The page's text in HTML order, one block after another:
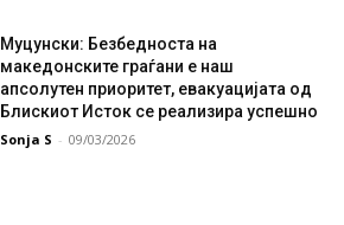
Муцунски: Безбедноста на
македонските граѓани е наш
апсолутен приоритет, евакуацијата од
Блискиот Исток се реализира успешно
Sonja S - 09/03/2026